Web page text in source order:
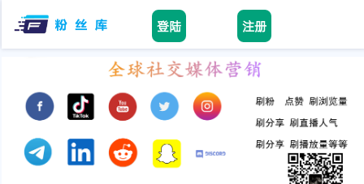
登陆 注册
Home
facebook
youtube